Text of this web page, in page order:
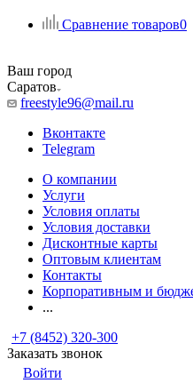
Сравнение товаров0
Ваш город
Саратов
freestyle96@mail.ru
Вконтакте
Telegram
О компании
Услуги
Условия оплаты
Условия доставки
Дисконтные карты
Оптовым клиентам
Контакты
Корпоративным и
...
+7 (8452) 320-300
Заказать звонок
Войти